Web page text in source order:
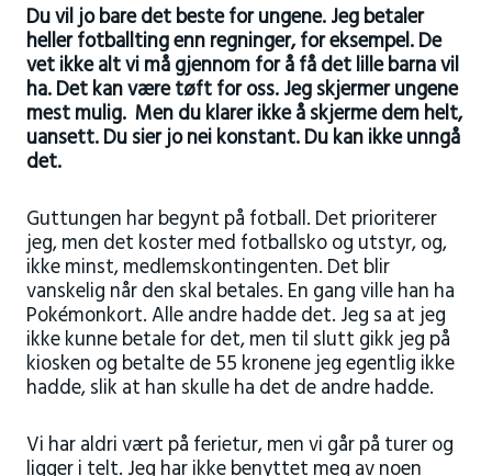
Du vil jo bare det beste for ungene. Jeg betaler
heller fotballting enn regninger, for eksempel. De
vet ikke alt vi må gjennom for å få det lille barna vil
ha. Det kan være tøft for oss. Jeg skjermer ungene
mest mulig. Men du klarer ikke å skjerme dem helt,
uansett. Du sier jo nei konstant. Du kan ikke unngå
det.
Guttungen har begynt på fotball. Det prioriterer
jeg, men det koster med fotballsko og utstyr, og,
ikke minst, medlemskontingenten. Det blir
vanskelig når den skal betales. En gang ville han ha
Pokémonkort. Alle andre hadde det. Jeg sa at jeg
ikke kunne betale for det, men til slutt gikk jeg på
kiosken og betalte de 55 kronene jeg egentlig ikke
hadde, slik at han skulle ha det de andre hadde.
Vi har aldri vært på ferietur, men vi går på turer og
ligger i telt. Jeg har ikke benyttet meg av noen